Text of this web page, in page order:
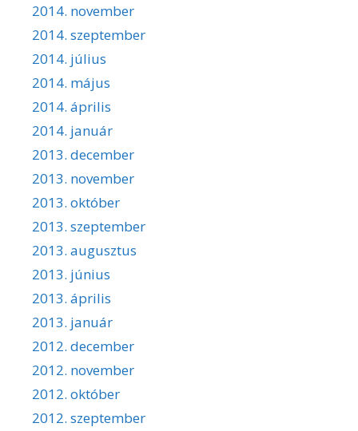
2014. november
2014. szeptember
2014. július
2014. május
2014. április
2014. január
2013. december
2013. november
2013. október
2013. szeptember
2013. augusztus
2013. június
2013. április
2013. január
2012. december
2012. november
2012. október
2012. szeptember